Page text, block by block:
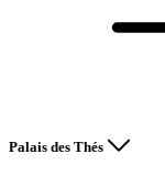
Palais des Thés